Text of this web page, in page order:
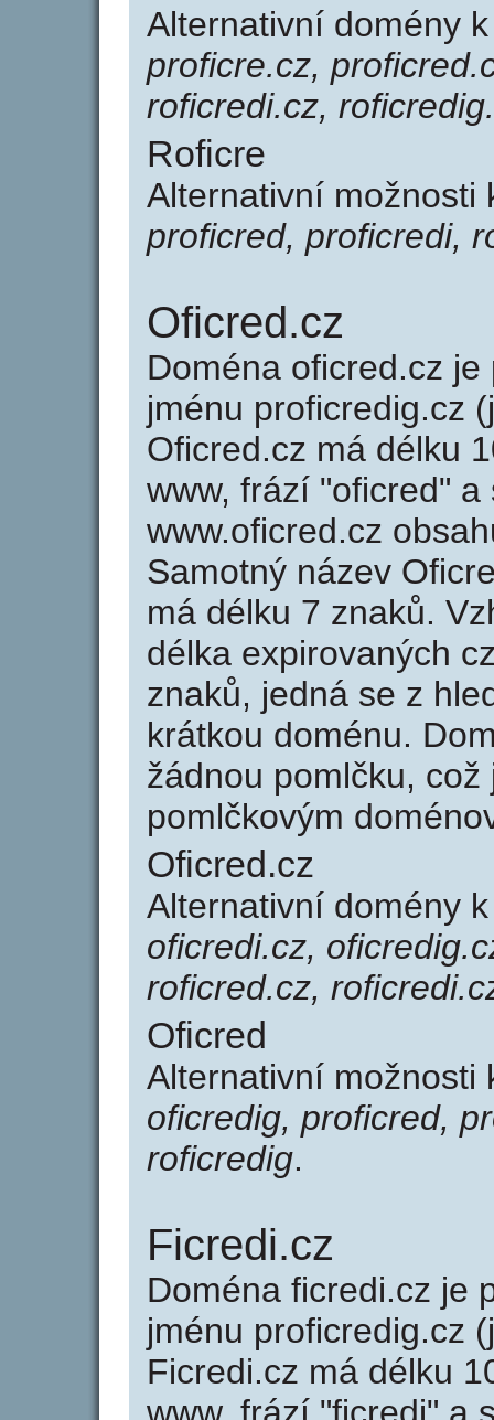
Alternativní domény
proficre.cz,
roficredi.cz,
Roficre
Alternativní
proficred, proficredi,
Oficred.cz
Doména oficred.cz
jménu proficredig.cz
Oficred.cz má délku
www, frází "oficred"
www.oficred.cz
Samotný název
má délku 7 znaků.
délka expirovaných
znaků, jedná se z
krátkou doménu.
žádnou pomlčku,
pomlčkovým
Oficred.cz
Alternativní domény
oficredi.cz,
roficred.cz,
Oficred
Alternativní
oficredig, proficred,
roficredig.
Ficredi.cz
Doména ficredi.cz je
jménu proficredig.cz
Ficredi.cz má délku